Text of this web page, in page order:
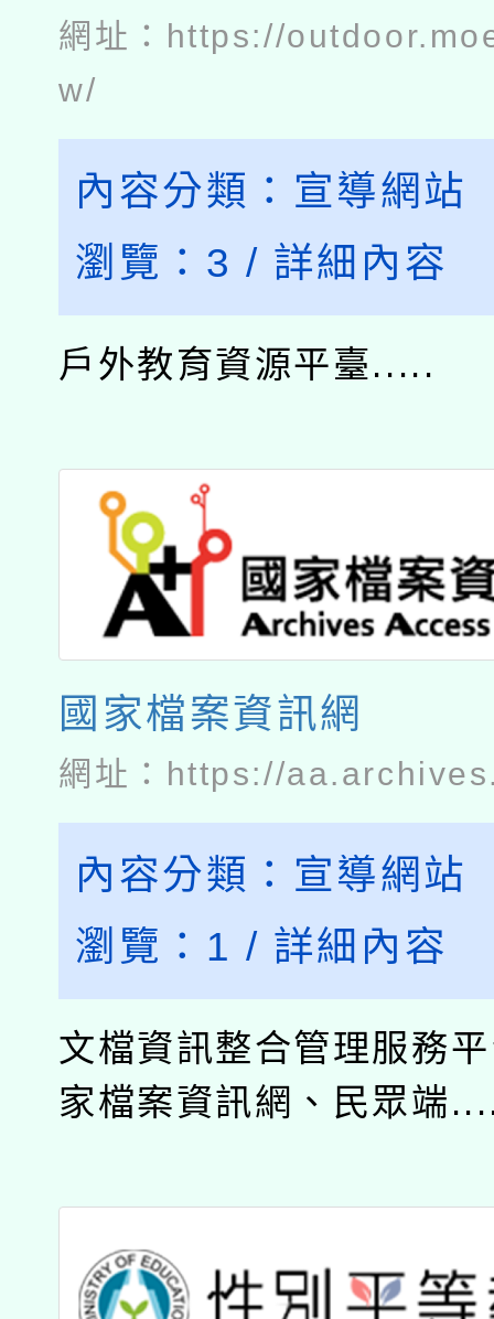
網址： https://
w/
內容分類： 宣導網站
瀏覽： 3 / 詳細內容
戶外教育資源平臺.....
國家檔案資訊網
網址： https://
內容分類： 宣導網站
瀏覽： 1 / 詳細內容
文檔資訊整合管理服務
家檔案資訊網、民眾端